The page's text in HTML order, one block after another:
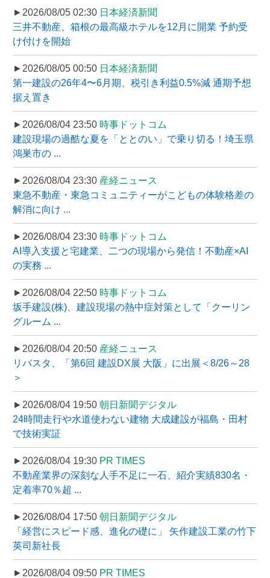
►2026/08/05 02:30 日本経済新聞
三井不動産、箱根の最高級ホテルを12月に開業 予約受
け付けを開始
►2026/08/05 00:50 日本経済新聞
第一建設の26年4〜6月期、税引き利益0.5%減 通期予想
据え置き
►2026/08/04 23:50 時事ドットコム
建設現場の過酷な夏を「ととのい」で乗り切る！埼玉県
鴻巣市の ...
►2026/08/04 23:30 産経ニュース
東急不動産・東急コミュニティーがこどもの体験格差の
解消に向け ...
►2026/08/04 23:30 時事ドットコム
AI導入支援と宅建業、二つの現場から発信！不動産×AI
の実務 ...
►2026/08/04 22:50 時事ドットコム
坂手建設(株)、建設現場の熱中症対策として「クーリン
グルーム ...
►2026/08/04 20:50 産経ニュース
リバスタ、「第6回 建設DX展 大阪」に出展＜8/26～28
＞
►2026/08/04 19:50 朝日新聞デジタル
24時間走行や水道使わない建物 大成建設が福島・田村
で技術実証
►2026/08/04 19:30 PR TIMES
不動産業界の深刻な人手不足に一石、紹介実績830名・
定着率70％超 ...
►2026/08/04 17:50 朝日新聞デジタル
「経営にスピード感、進化の礎に」 矢作建設工業の竹下
英司新社長
►2026/08/04 09:50 PR TIMES